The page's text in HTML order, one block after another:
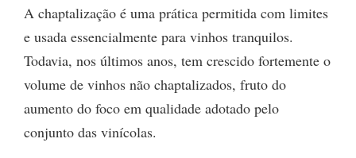
A chaptalização é uma prática permitida com limites
e usada essencialmente para vinhos tranquilos.
Todavia, nos últimos anos, tem crescido fortemente o
volume de vinhos não chaptalizados, fruto do
aumento do foco em qualidade adotado pelo
conjunto das vinícolas.